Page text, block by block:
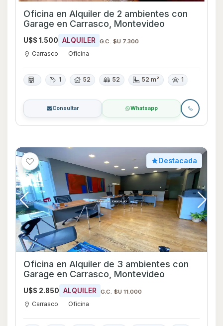
Oficina en Alquiler de 2 ambientes con
Garage en Carrasco, Montevideo
U$S 1.500 ALQUILER G.C. $U 7.300
Carrasco Oficina
1 52 52 52 m² 1
Consultar Whatsapp
Destacada
Oficina en Alquiler de 3 ambientes con
Garage en Carrasco, Montevideo
U$S 2.850 ALQUILER G.C. $U 11.000
Carrasco Oficina